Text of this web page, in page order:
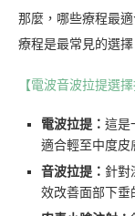
那麼，哪些療程最
療程是最常見的選擇
【電波音波拉提選
電波拉提： 這是
適合輕至中度皮
音波拉提： 針對
效改善面部下垂